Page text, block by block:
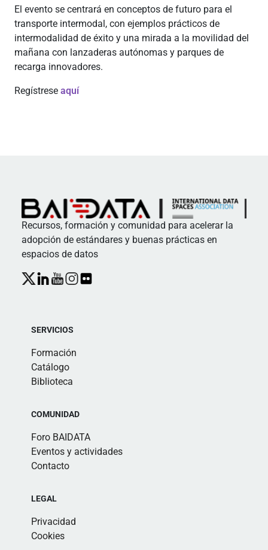
El evento se centrará en conceptos de futuro para el
transporte intermodal, con ejemplos prácticos de
intermodalidad de éxito y una mirada a la movilidad del
mañana con lanzaderas autónomas y parques de
recarga innovadores.
Regístrese aquí
Recursos, formación y comunidad para acelerar la
adopción de estándares y buenas prácticas en
espacios de datos
SERVICIOS
Formación
Catálogo
Biblioteca
COMUNIDAD
Foro BAIDATA
Eventos y actividades
Contacto
LEGAL
Privacidad
Cookies